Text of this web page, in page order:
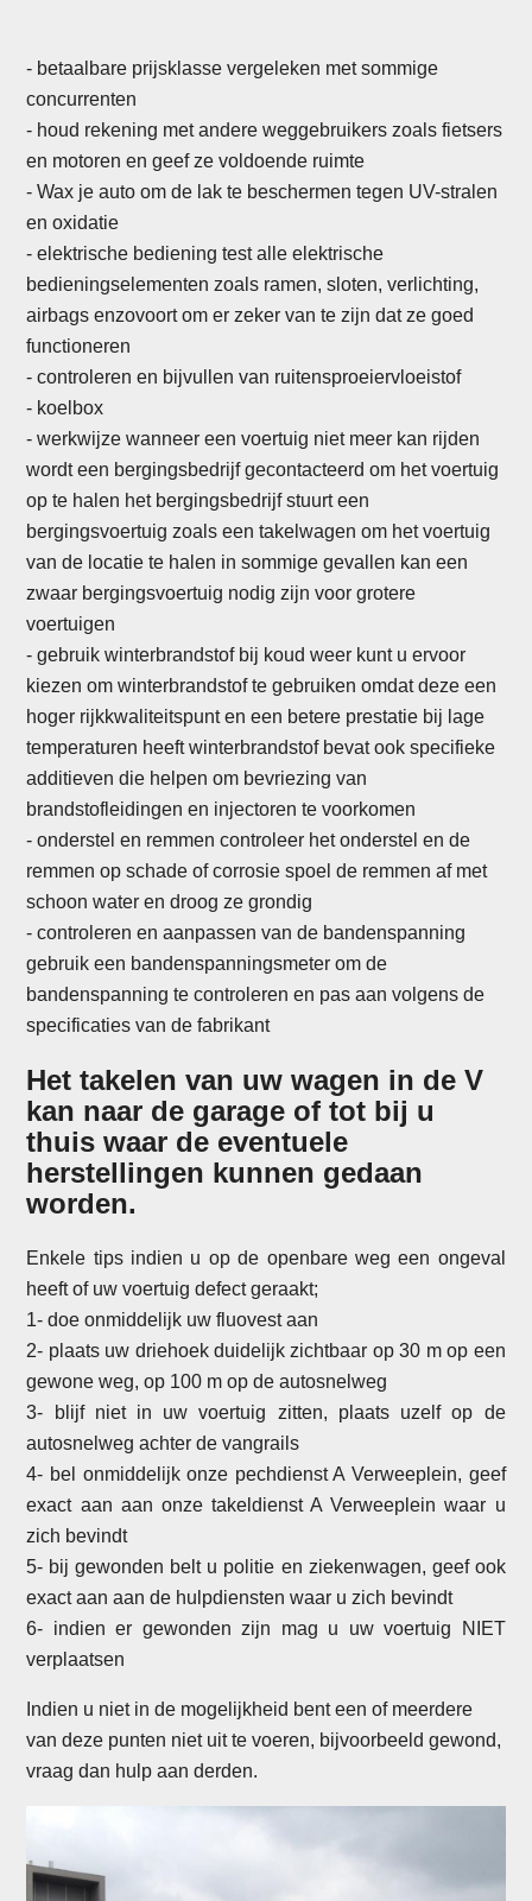
- betaalbare prijsklasse vergeleken met sommige
concurrenten
- houd rekening met andere weggebruikers zoals fietsers
en motoren en geef ze voldoende ruimte
- Wax je auto om de lak te beschermen tegen UV-stralen
en oxidatie
-elektrische bediening test alle elektrische
bedieningselementen zoals ramen, sloten, verlichting,
airbags enzovoort om er zeker van te zijn dat ze goed
functioneren
- controleren en bijvullen van ruitensproeiervloeistof
- koelbox
- werkwijze wanneer een voertuig niet meer kan rijden
wordt een bergingsbedrijf gecontacteerd om het voertuig
op te halen het bergingsbedrijf stuurt een
bergingsvoertuig zoals een takelwagen om het voertuig
van de locatie te halen in sommige gevallen kan een
zwaar bergingsvoertuig nodig zijn voor grotere
voertuigen
- gebruik winterbrandstof bij koud weer kunt u ervoor
kiezen om winterbrandstof te gebruiken omdat deze een
hoger rijkkwaliteitspunt en een betere prestatie bij lage
temperaturen heeft winterbrandstof bevat ook specifieke
additieven die helpen om bevriezing van
brandstofleidingen en injectoren te voorkomen
-onderstel en remmen controleer het onderstel en de
remmen op schade of corrosie spoel de remmen af met
schoon water en droog ze grondig
- controleren en aanpassen van de bandenspanning
gebruik een bandenspanningsmeter om de
bandenspanning te controleren en pas aan volgens de
specificaties van de fabrikant
Het takelen van uw wagen in de V
kan naar de garage of tot bij u
thuis waar de eventuele
herstellingen kunnen gedaan
worden.
Enkele tips indien u op de openbare weg een ongeval
heeft of uw voertuig defect geraakt;
1- doe onmiddelijk uw fluovest aan
2- plaats uw driehoek duidelijk zichtbaar op 30 m op een
gewone weg, op 100 m op de autosnelweg
3- blijf niet in uw voertuig zitten, plaats uzelf op de
autosnelweg achter de vangrails
4- bel onmiddelijk onze pechdienst A Verweeplein, geef
exact aan aan onze takeldienst A Verweeplein waar u
zich bevindt
5- bij gewonden belt u politie en ziekenwagen, geef ook
exact aan aan de hulpdiensten waar u zich bevindt
6- indien er gewonden zijn mag u uw voertuig NIET
verplaatsen
Indien u niet in de mogelijkheid bent een of meerdere
van deze punten niet uit te voeren, bijvoorbeeld gewond,
vraag dan hulp aan derden.